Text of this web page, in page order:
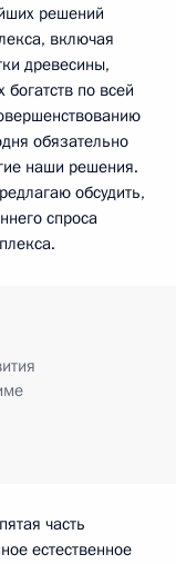
решений
включая
древесины,
по всей
обязательно
наши решения.
обсудить,
спроса
часть
естественное